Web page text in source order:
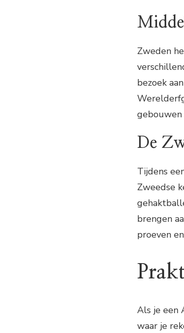
Zweden
bezoek
gebouwen
De
Tijdens
Zweedse
brengen
proeven
Als je een
waar je